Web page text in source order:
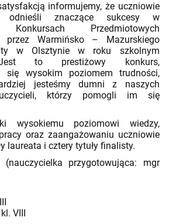
informujemy, że uczniowie
odnieśli znaczące sukcesy w
Konkursach Przedmiotowych
przez Warmińsko – Mazurskiego
w Olsztynie w roku szkolnym
to prestiżowy konkurs,
się wysokim poziomem trudności,
jesteśmy dumni z naszych
którzy pomogli im się
poziomowi wiedzy,
oraz zaangażowaniu uczniowie
laureata i cztery tytuły finalisty.
(nauczycielka przygotowująca: mgr
VIII